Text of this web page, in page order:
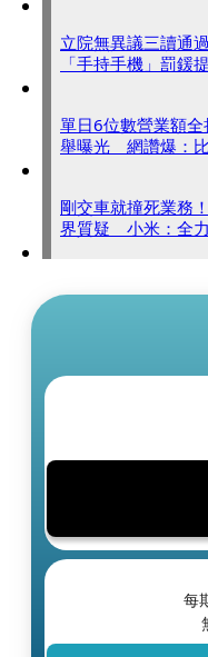
立院無異議三讀通
「手持手機」罰鍰
單日6位數營業額
舉曝光 網讚爆：
剛交車就撞死業務
界質疑 小米：全
每